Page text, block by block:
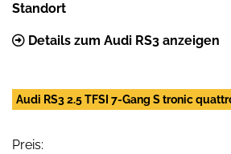
Standort
Details zum Audi RS3 anzeigen
Audi RS3 2.5 TFSI 7-Gang S tronic
Preis: